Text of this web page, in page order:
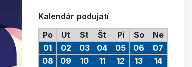
Kalendár podujatí
Po
Ut St Št Pi So Ne
01 02 03 04 05 06
07
08
09 10 11 12 13
14